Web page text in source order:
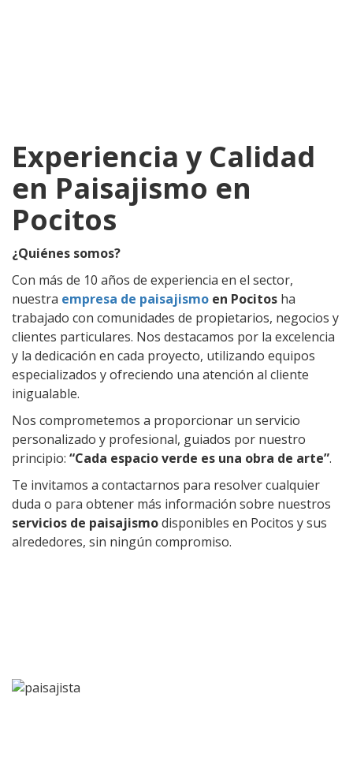
Experiencia y Calidad
en Paisajismo en
Pocitos
¿Quiénes somos?
Con más de 10 años de experiencia en el sector,
nuestra empresa de paisajismo en Pocitos ha
trabajado con comunidades de propietarios, negocios y
clientes particulares. Nos destacamos por la excelencia
y la dedicación en cada proyecto, utilizando equipos
especializados y ofreciendo una atención al cliente
inigualable.
Nos comprometemos a proporcionar un servicio
personalizado y profesional, guiados por nuestro
principio: “Cada espacio verde es una obra de arte”.
Te invitamos a contactarnos para resolver cualquier
duda o para obtener más información sobre nuestros
servicios de paisajismodisponibles en Pocitos y sus
alrededores, sin ningún compromiso.